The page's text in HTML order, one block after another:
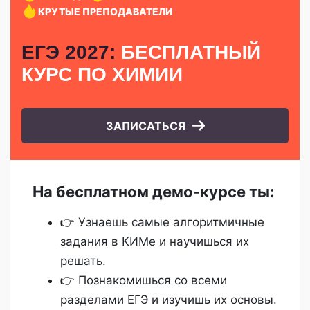
КРУТЫЕ ПРЕПОДАВАТЕЛИ
ЕГЭ 2027: БЕСПЛАТНЫЙ
КУРС ПО ХИМИИ
ЗАПИСАТЬСЯ
На бесплатном демо-курсе ты:
👉 Узнаешь самые алгоритмичные
задания в КИМе и научишься их
решать.
👉 Познакомишься со всеми
разделами ЕГЭ и изучишь их основы.